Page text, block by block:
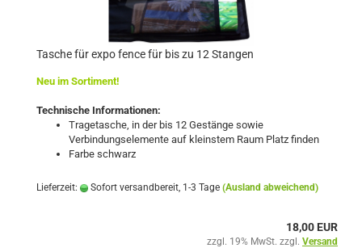
Tasche für expo fence für bis zu 12 Stangen
Neu im Sortiment!
Technische Informationen:
Tragetasche, in der bis 12 Gestänge sowie
Verbindungselemente auf kleinstem Raum Platz finden
Farbe schwarz
Lieferzeit: Sofort versandbereit, 1-3 Tage (Ausland abweichend)
18,00 EUR
zzgl. 19% MwSt. zzgl. Versand